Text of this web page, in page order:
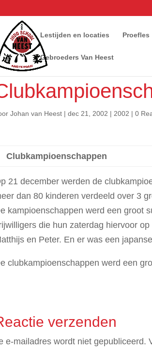
Lestijden en locaties Proefles
Gebroeders Van Heest
Johan van Heest |dec 21, 2002 | 2002 |0
Clubkampioenschappen
21 december werden de
dan 80 kinderen verdeeld over 3
kampioenschappen werd een groot
die hun zaterdag hiervoor
en Peter. En er was een
clubkampioenschappen werd een
verzenden
e-mailadres wordt niet gepubliceerd.